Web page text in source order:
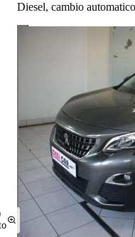
Diesel, cambio